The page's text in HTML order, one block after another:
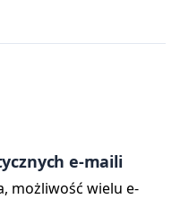
e-maili
możliwość wielu e-